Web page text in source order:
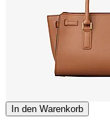
In den Warenkorb